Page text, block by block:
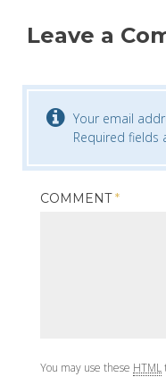
Leave a
Your email
Required fields
COMMENT*
You may use these HTML